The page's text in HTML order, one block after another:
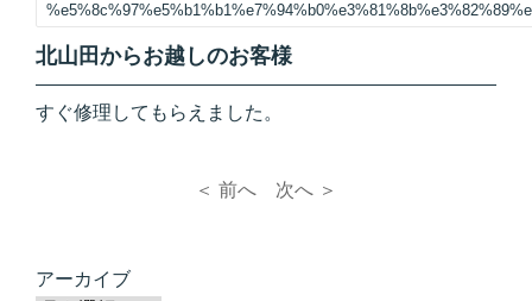
北山田からお越しのお客様
すぐ修理してもらえました。
＜ 前へ 次へ ＞
アーカイブ